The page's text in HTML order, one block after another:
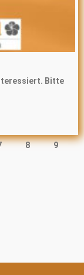
Bitte
8 9